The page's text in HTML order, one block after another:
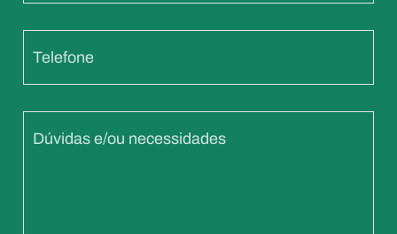
Telefone
Dúvidas e/ou necessidades